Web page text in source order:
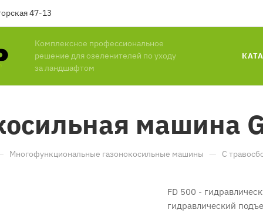
47-13
Комплексное профессиональное
решение для озеленителей по уходу
за ландшафтом
машина
Многофункциональные газонокосильные машины — С
FD 500 -
гидравлический